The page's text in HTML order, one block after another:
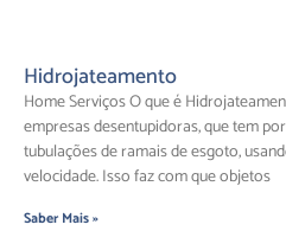
Hidrojateamento
Home Serviços O que é
empresas desentupidoras, que tem
tubulações de ramais de esgoto,
velocidade. Isso faz com que objetos
Saber Mais »